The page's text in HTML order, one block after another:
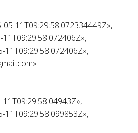
05-11T09:29:58.072334449Z»,
11T09:29:58.072406Z»,
11T09:29:58.099853Z»,